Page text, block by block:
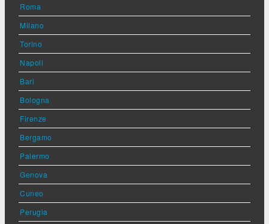
Roma
Milano
Torino
Napoli
Bari
Bologna
Firenze
Bergamo
Palermo
Genova
Cuneo
Perugia